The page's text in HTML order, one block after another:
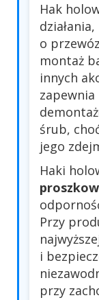
Hak
o
montaż
innych
śrub,
jego
Haki
Przy
i
przy